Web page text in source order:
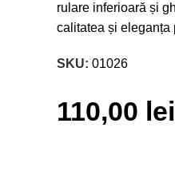
rulare inferioară și
calitatea și eleganța
SKU: 01026
110,00 lei